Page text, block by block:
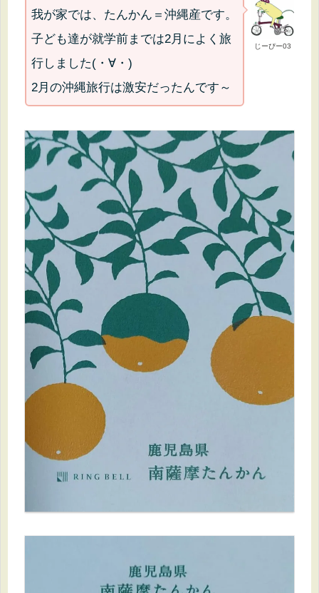
じーぴー03
我が家では、たんかん＝沖縄産です。
子ども達が就学前までは2月によく旅
行しました(・∀・)
2月の沖縄旅行は激安だったんです～